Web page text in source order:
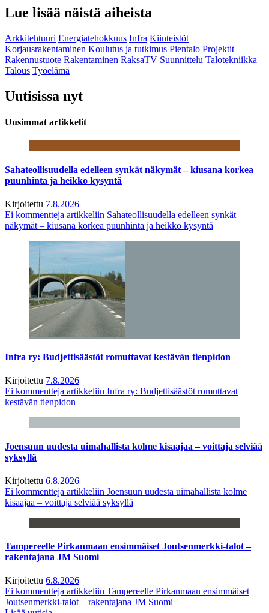
Lue lisää näistä aiheista
Arkkitehtuuri Energiatehokkuus Infra Kiinteistöt
Korjausrakentaminen Koulutus ja tutkimus Pientalo Projektit
Rakennustuote Rakentaminen RaksaTV Suunnittelu Talotekniikka
Talous Työelämä
Uutisissa nyt
Uusimmat artikkelit
Sahateollisuudella edelleen synkät näkymät – kiusana korkea
puunhinta ja heikko kysyntä
Kirjoitettu 7.8.2026
Ei kommentteja artikkeliin Sahateollisuudella edelleen synkät
näkymät – kiusana korkea puunhinta ja heikko kysyntä
Infra ry: Budjettisäästöt romuttavat kestävän tienpidon
Kirjoitettu 7.8.2026
Ei kommentteja artikkeliin Infra ry: Budjettisäästöt romuttavat
kestävän tienpidon
Joensuun uudesta uimahallista kolme kisaajaa – voittaja selviää
syksyllä
Kirjoitettu 6.8.2026
Ei kommentteja artikkeliin Joensuun uudesta uimahallista kolme
kisaajaa – voittaja selviää syksyllä
Tampereelle Pirkanmaan ensimmäiset Joutsenmerkki-talot –
rakentajana JM Suomi
Kirjoitettu 6.8.2026
Ei kommentteja artikkeliin Tampereelle Pirkanmaan ensimmäiset
Joutsenmerkki-talot – rakentajana JM Suomi